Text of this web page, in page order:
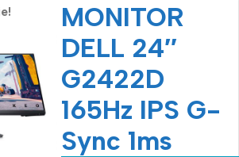
MONITOR
DELL 24″
G2422D
165Hz IPS G-
Sync 1ms